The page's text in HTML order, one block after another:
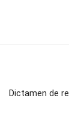
Dictamen de